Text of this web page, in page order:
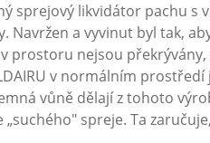
sprejový likvidátor pachu s
Navržen a vyvinut byl tak,
prostoru nejsou
v normálním
vůně dělají z tohoto
spreje. Ta